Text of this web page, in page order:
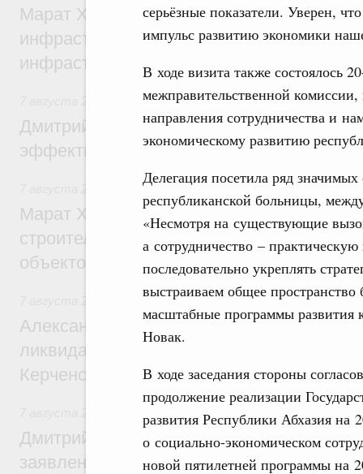
серьёзные показатели. Уверен,
импульс развитию экономики
В ходе визита также состоялось
межправительственной
направления сотрудничества и
экономическому развитию
Делегация посетила ряд
республиканской больницы,
«Несмотря на существующие
а сотрудничество –
последовательно укреплять
выстраиваем общее пространство
масштабные программы развития
Новак.
В ходе заседания стороны
продолжение реализации
развития Республики Абхазия на
о социально-экономическом
новой пятилетней программы на
Марат Хуснуллин: 15 объектов
инфраструктуры построили и обновили
инфраструктурным кредитам
Развитие сельских территорий
Дмитрий Патрушев: Синхронизация
эффективность поддержки сельских
Экономика городов. Городская среда
Марат Хуснуллин: «Единый заказчик»
строительство и реконструкцию более
объектов
Чрезвычайные ситуации и ликвидация их
Александр Козлов провёл заседание
ликвидации последствий чрезвычайной
Керченском проливе
Среднее профессиональное образование
Дмитрий Чернышенко: Установлен
заявлений от абитуриентов колледжей и